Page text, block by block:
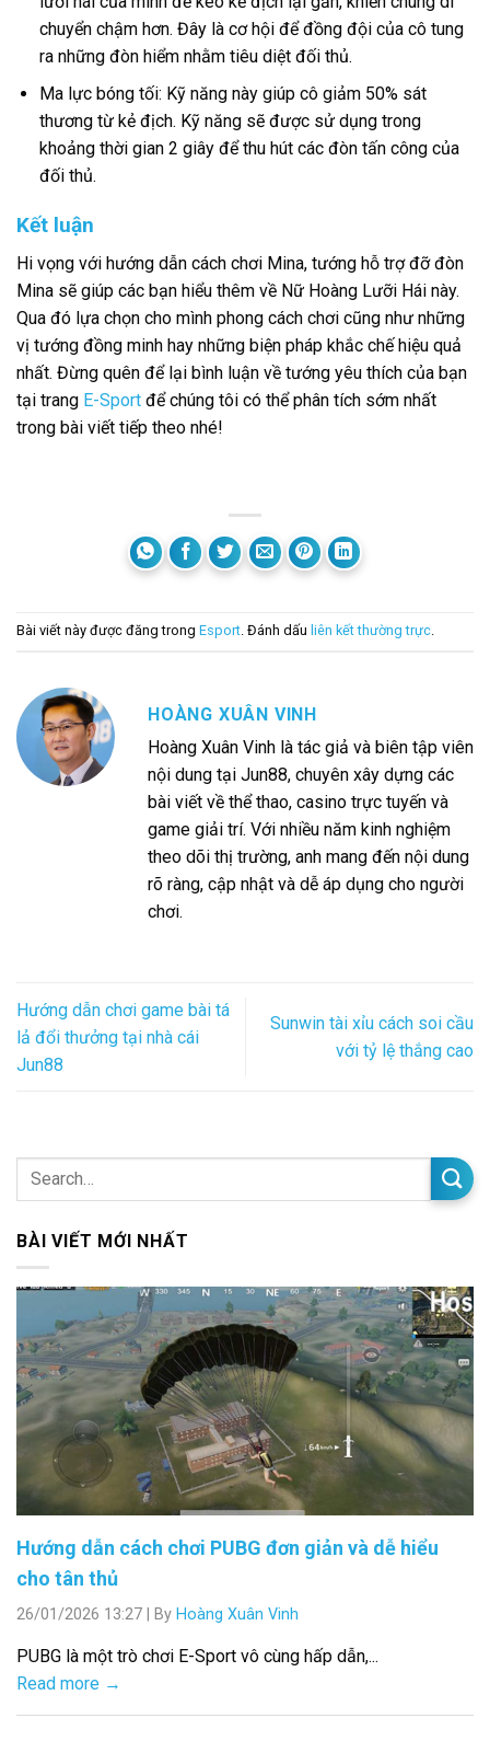
chuyển chậm hơn. Đây là cơ hội để đồng đội của cô tung
ra những đòn hiểm nhằm tiêu diệt đối thủ.
Ma lực bóng tối: Kỹ năng này giúp cô giảm 50% sát
thương từ kẻ địch. Kỹ năng sẽ được sử dụng trong
khoảng thời gian 2 giây để thu hút các đòn tấn công của
đối thủ.
Kết luận
Hi vọng với hướng dẫn cách chơi Mina, tướng hỗ trợ đỡ đòn
Mina sẽ giúp các bạn hiểu thêm về Nữ Hoàng Lưỡi Hái này.
Qua đó lựa chọn cho mình phong cách chơi cũng như những
vị tướng đồng minh hay những biện pháp khắc chế hiệu quả
nhất. Đừng quên để lại bình luận về tướng yêu thích của bạn
tại trang E-Sport để chúng tôi có thể phân tích sớm nhất
trong bài viết tiếp theo nhé!
Bài viết này được đăng trong Esport . Đánh dấu liên kết thường trực
HOÀNG XUÂN VINH
Hoàng Xuân Vinh là tác giả và biên tập viên
nội dung tại Jun88, chuyên xây dựng các
bài viết về thể thao, casino trực tuyến và
game giải trí. Với nhiều năm kinh nghiệm
theo dõi thị trường, anh mang đến nội dung
rõ ràng, cập nhật và dễ áp dụng cho người
chơi.
Hướng dẫn chơi game bài tá
lả đổi thưởng tại nhà cái
Jun88
Sunwin tài xỉu cách soi cầu
với tỷ lệ thắng cao
BÀI VIẾT MỚI NHẤT
Hướng dẫn cách chơi PUBG đơn giản và dễ hiểu
cho tân thủ
26/01/2026 13:27 By Hoàng Xuân Vinh
PUBG là một trò chơi E-Sport vô cùng hấp dẫn,...
Read more →